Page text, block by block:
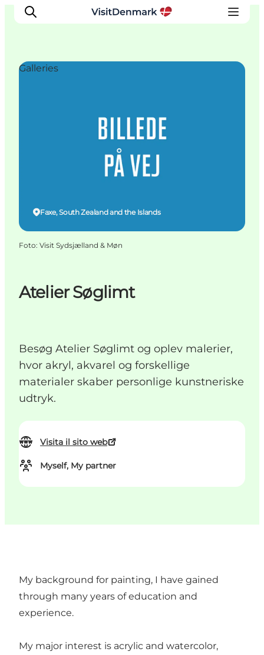
Dove andare
Pianifica il viaggio
Atelier Søglimt
Besøg Atelier Søglimt og oplev malerier,
hvor akryl, akvarel og forskellige
materialer skaber personlige kunstneriske
udtryk.
Visita il sito web
Myself, My partner
Faxe, South Zealand and the Islands
Galleries
Foto: Visit Sydsjælland & Møn
My background for painting, I have gained
through many years of education and
experience.
My major interest is acrylic and watercolor,